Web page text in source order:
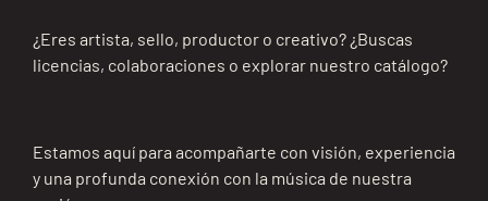
¿Eres artista, sello, productor o creativo? ¿Buscas
licencias, colaboraciones o explorar nuestro catálogo?
Estamos aquí para acompañarte con visión, experiencia
y una profunda conexión con la música de nuestra